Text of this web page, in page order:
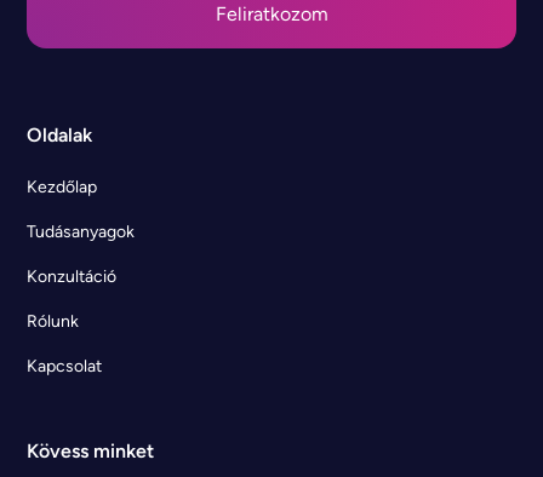
Oldalak
Kezdőlap
Tudásanyagok
Konzultáció
Rólunk
Kapcsolat
Kövess minket